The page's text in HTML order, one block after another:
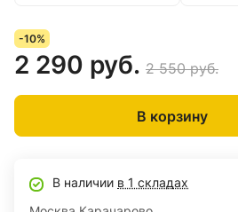
-10%
2 290 руб. 2 550 руб.
В корзину
В наличии в 1 складах